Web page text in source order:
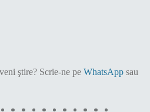
ştire? Scrie-ne pe WhatsAppsau